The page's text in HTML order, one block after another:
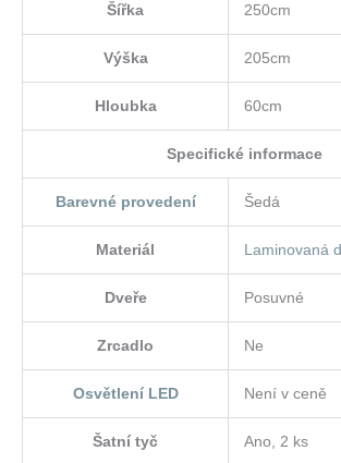
Šířka 250cm
Výška 205cm
Hloubka 60cm
Specifické informace
Barevné provedení Šedá
Materiál Laminovaná
Dveře Posuvné
Zrcadlo Ne
Osvětlení LED Není v ceně
Šatní tyč Ano, 2 ks